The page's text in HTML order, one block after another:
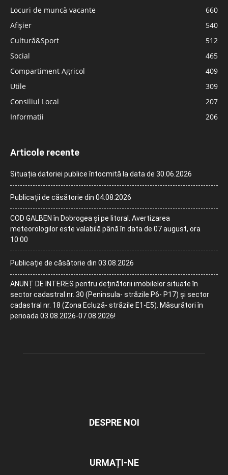
Locuri de muncă vacante
660
Afișier
540
Cultură&Sport
512
Social
465
Compartiment Agricol
409
Utile
309
Consiliul Local
207
Informatii
206
Articole recente
Situația datoriei publice întocmită la data de 30.06.2026
Publicații de căsătorie din 04.08.2026
COD GALBEN în Dobrogea și pe litoral. Avertizarea
meteorologilor este valabilă până în data de 07 august, ora
10:00
Publicație de căsătorie din 03.08.2026
ANUNȚ DE INTERES pentru deținătorii imobilelor situate în
sector cadastral nr. 30 (Peninsula- străzile P6- P17) și sector
cadastral nr. 18 (Zona Ecluză- străzile E1-E5). Măsurători în
perioada 03.08.2026-07.08.2026!
DESPRE NOI
URMAȚI-NE